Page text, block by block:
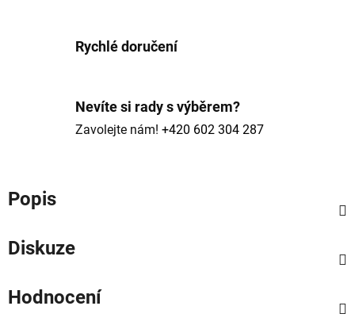
Rychlé doručení
Nevíte si rady s výběrem?
Zavolejte nám! +420 602 304 287
Popis
Diskuze
Hodnocení